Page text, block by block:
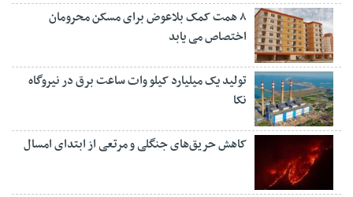
۸ همت کمک بلاعوض برای مسکن محرومان
اختصاص می یابد
تولید یک میلیارد کیلو وات ساعت برق در نیروگاه
نکا
کاهش حریق‌های جنگلی و مرتعی از ابتدای امسال